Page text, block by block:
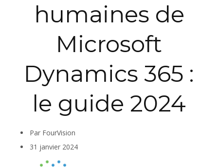
humaines de
Microsoft
Dynamics 365 :
le guide 2024
Par FourVision
31 janvier 2024